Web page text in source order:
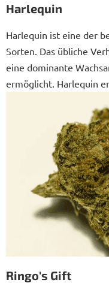
Harlequin
Harlequin ist eine der
Sorten. Das übliche
eine dominante
ermöglicht. Harlequin
Ringo's Gift